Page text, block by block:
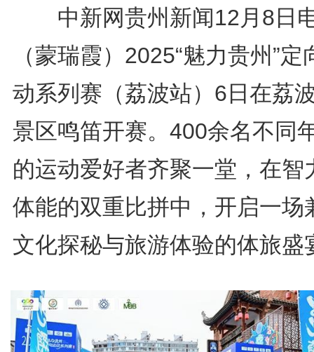
中新网贵州新闻12月8
（蒙瑞霞）2025“魅力贵州”定
动系列赛（荔波站）6日在荔
景区鸣笛开赛。400余名不同
的运动爱好者齐聚一堂，在智
体能的双重比拼中，开启一场
文化探秘与旅游体验的体旅盛